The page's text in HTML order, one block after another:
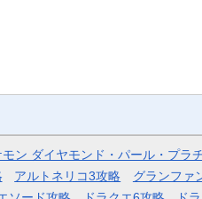
モン ダイヤモンド・パール・プラ
アルトネリコ3攻略 グランファ